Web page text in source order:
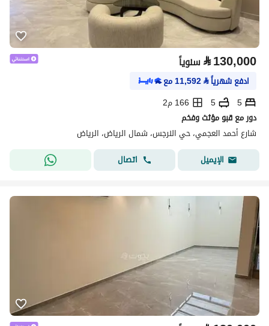
⃁130,000 سنوياً
ادفع شهرياً⃁
11,592مع
5
5
166 م2
دور مع قبو مؤثث وفخم
شارع أحمد العجمي، حي النرجس، شمال الرياض، الرياض
الإيميل
اتصال